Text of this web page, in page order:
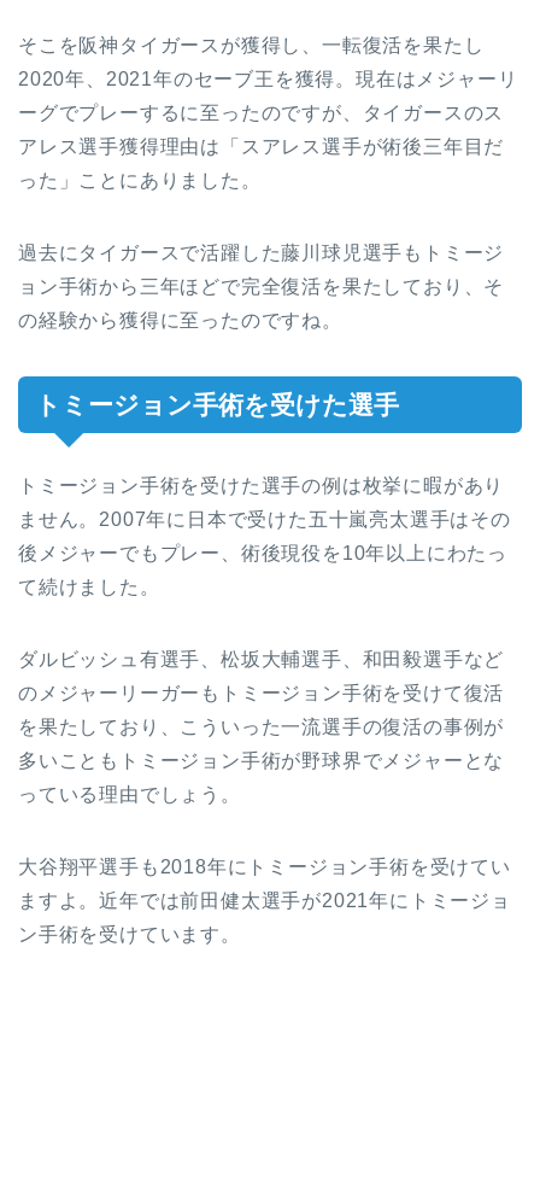
そこを阪神タイガースが獲得し、一転復活を果たし
2020年、2021年のセーブ王を獲得。現在はメジャーリ
ーグでプレーするに至ったのですが、タイガースのス
アレス選手獲得理由は「スアレス選手が術後三年目だ
った」ことにありました。
過去にタイガースで活躍した藤川球児選手もトミージ
ョン手術から三年ほどで完全復活を果たしており、そ
の経験から獲得に至ったのですね。
トミージョン手術を受けた選手
トミージョン手術を受けた選手の例は枚挙に暇があり
ません。2007年に日本で受けた五十嵐亮太選手はその
後メジャーでもプレー、術後現役を10年以上にわたっ
て続けました。
ダルビッシュ有選手、松坂大輔選手、和田毅選手など
のメジャーリーガーもトミージョン手術を受けて復活
を果たしており、こういった一流選手の復活の事例が
多いこともトミージョン手術が野球界でメジャーとな
っている理由でしょう。
大谷翔平選手も2018年にトミージョン手術を受けてい
ますよ。近年では前田健太選手が2021年にトミージョ
ン手術を受けています。